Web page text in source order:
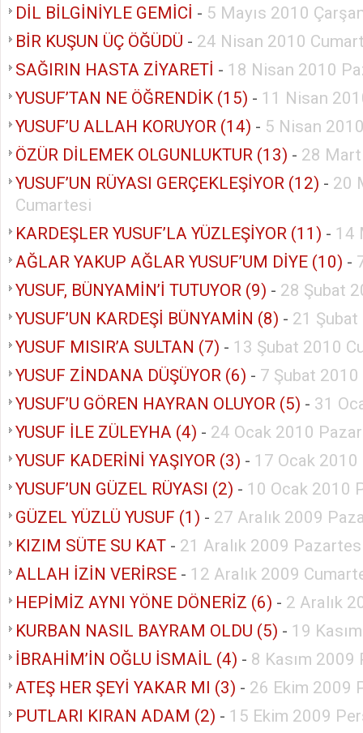
DİL BİLGİNİYLE GEMİCİ - 5 Mayıs 2010
BİR KUŞUN ÜÇ ÖĞÜDÜ - 24 Nisan 2010
SAĞIRIN HASTA ZİYARETİ - 18 Nisan 2010
YUSUF’TAN NE ÖĞRENDİK (15) - 11 Nisan
YUSUF’U ALLAH KORUYOR (14) - 5 Nisan
ÖZÜR DİLEMEK OLGUNLUKTUR (13) - 28
YUSUF’UN RÜYASI GERÇEKLEŞİYOR (12) - 20
Cumartesi
KARDEŞLER YUSUF’LA YÜZLEŞİYOR (11) - 14
AĞLAR YAKUP AĞLAR YUSUF’UM DİYE (10) -
YUSUF, BÜNYAMİN’İ TUTUYOR (9) - 28 Şubat
YUSUF’UN KARDEŞİ BÜNYAMİN (8) - 21
YUSUF MISIR’A SULTAN (7) - 13 Şubat 2010
YUSUF ZİNDANA DÜŞÜYOR (6) - 7 Şubat
YUSUF’U GÖREN HAYRAN OLUYOR (5) - 31
YUSUF İLE ZÜLEYHA (4) - 24 Ocak 2010 Pazar
YUSUF KADERİNİ YAŞIYOR (3) - 17 Ocak 2010
YUSUF’UN GÜZEL RÜYASI (2) - 10 Ocak 2010
GÜZEL YÜZLÜ YUSUF (1) - 27 Aralık 2009
KIZIM SÜTE SU KAT - 21 Aralık 2009
ALLAH İZİN VERİRSE - 12 Aralık 2009
HEPİMİZ AYNI YÖNE DÖNERİZ (6) - 2 Aralık
KURBAN NASIL BAYRAM OLDU (5) - 19
İBRAHİM’İN OĞLU İSMAİL (4) - 8 Kasım 2009
ATEŞ HER ŞEYİ YAKAR MI (3) - 26 Ekim 2009
PUTLARI KIRAN ADAM (2) - 15 Ekim 2009